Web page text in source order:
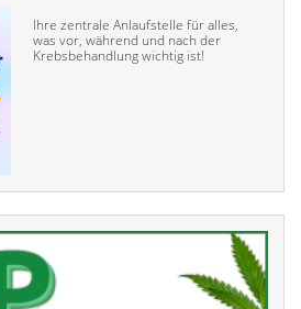
Ihre zentrale Anlaufstelle für alles,
was vor, während und nach der
Krebsbehandlung wichtig ist!